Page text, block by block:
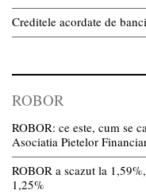
Creditele acordate de
ROBOR
ROBOR: ce este, cum se
Asociatia Pietelor
ROBOR a scazut la
1,25%